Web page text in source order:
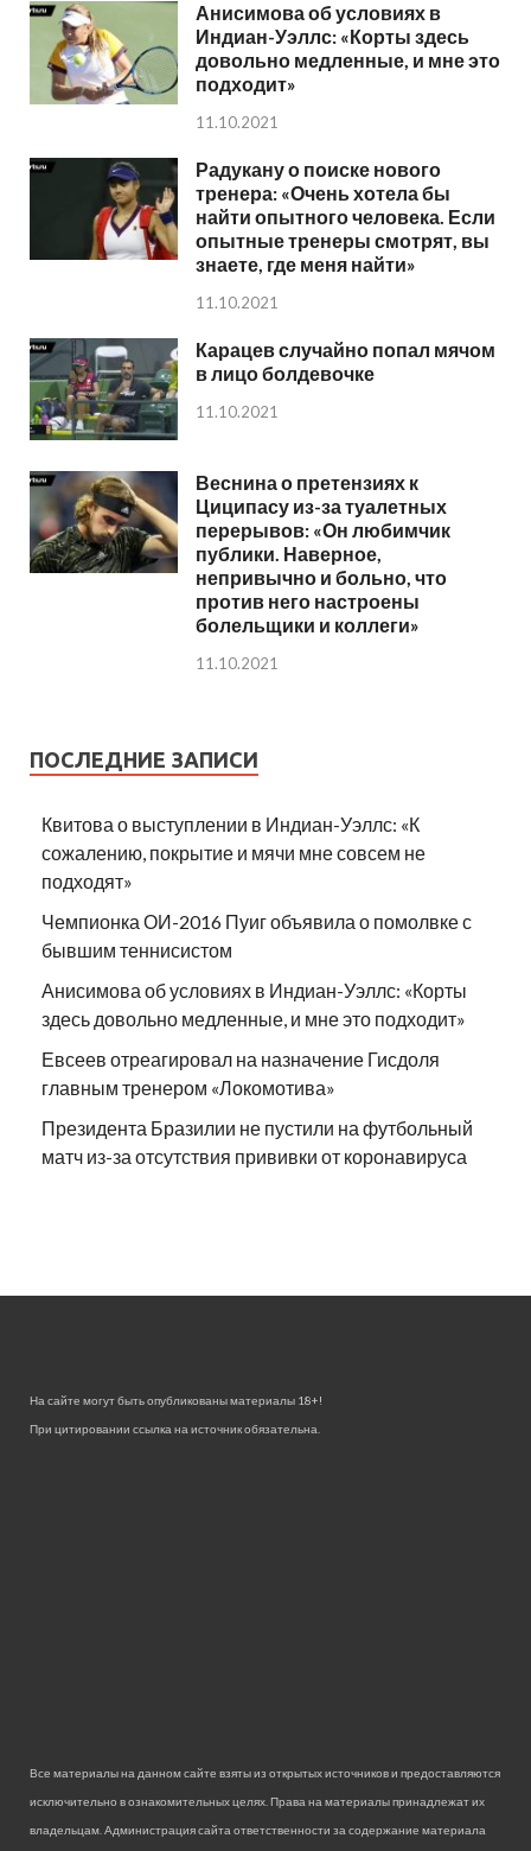
Анисимова об условиях в
Индиан-Уэллс: «Корты здесь
довольно медленные, и мне это
подходит»
11.10.2021
Радукану о поиске нового
тренера: «Очень хотела бы
найти опытного человека. Если
опытные тренеры смотрят, вы
знаете, где меня найти»
11.10.2021
Карацев случайно попал мячом
в лицо болдевочке
11.10.2021
Веснина о претензиях к
Циципасу из-за туалетных
перерывов: «Он любимчик
публики. Наверное,
непривычно и больно, что
против него настроены
болельщики и коллеги»
11.10.2021
ПОСЛЕДНИЕ ЗАПИСИ
Квитова о выступлении в Индиан-Уэллс: «К
сожалению, покрытие и мячи мне совсем не
подходят»
Чемпионка ОИ-2016 Пуиг объявила о помолвке с
бывшим теннисистом
Анисимова об условиях в Индиан-Уэллс: «Корты
здесь довольно медленные, и мне это подходит»
Евсеев отреагировал на назначение Гисдоля
главным тренером «Локомотива»
Президента Бразилии не пустили на футбольный
матч из-за отсутствия прививки от коронавируса
На сайте могут быть опубликованы материалы 18+!
При цитировании ссылка на источник обязательна.
Все материалы на данном сайте взяты из открытых источников и предоставляются
исключительно в ознакомительных целях. Права на материалы принадлежат их
владельцам. Администрация сайта ответственности за содержание материала